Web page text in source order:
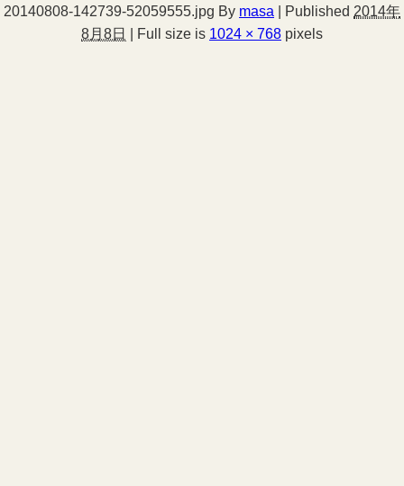
20140808-142739-52059555.jpg By masa Published 2014年
8月8日
Full size is 1024 × 768 pixels